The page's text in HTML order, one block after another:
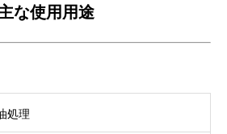
な使用用途
処理